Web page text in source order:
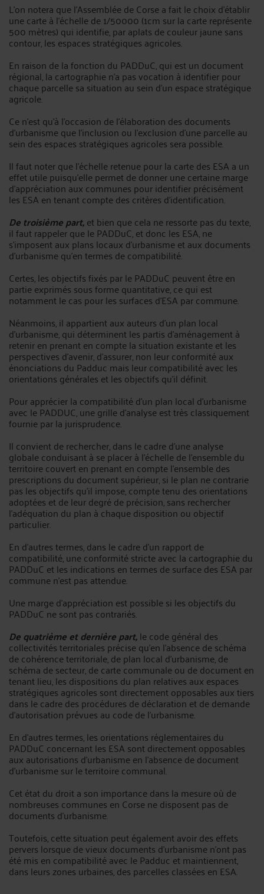
L'on notera que l'Assemblée de Corse a fait le choix d'établir
une carte à l'échelle de 1/50000 (1cm sur la carte représente
500 mètres) qui identifie, par aplats de couleur jaune sans
contour, les espaces stratégiques agricoles.
En raison de la fonction du PADDuC, qui est un document
régional, la cartographie n'a pas vocation à identifier pour
chaque parcelle sa situation au sein d'un espace stratégique
agricole.
Ce n'est qu'à l'occasion de l'élaboration des documents
d'urbanisme que l'inclusion ou l'exclusion d'une parcelle au
sein des espaces stratégiques agricoles sera possible.
Il faut noter que l'échelle retenue pour la carte des ESA a un
effet utile puisqu'elle permet de donner une certaine marge
d'appréciation aux communes pour identifier précisément
les ESA en tenant compte des critères d'identification.
De troisième part,et bien que cela ne ressorte pas du texte,
il faut rappeler que le PADDuC, et donc les ESA, ne
s'imposent aux plans locaux d'urbanisme et aux documents
d'urbanisme qu'en termes de compatibilité.
Certes, les objectifs fixés par le PADDuC peuvent être en
partie exprimés sous forme quantitative, ce qui est
notamment le cas pour les surfaces d'ESA par commune.
Néanmoins, il appartient aux auteurs d'un plan local
d'urbanisme, qui déterminent les partis d'aménagement à
retenir en prenant en compte la situation existante et les
perspectives d'avenir, d'assurer, non leur conformité aux
énonciations du Padduc mais leur compatibilité avec les
orientations générales et les objectifs qu'il définit.
Pour apprécier la compatibilité d'un plan local d'urbanisme
avec le PADDUC, une grille d'analyse est très classiquement
fournie par la jurisprudence.
Il convient de rechercher, dans le cadre d'une analyse
globale conduisant à se placer à l'échelle de l'ensemble du
territoire couvert en prenant en compte l'ensemble des
prescriptions du document supérieur, si le plan ne contrarie
pas les objectifs qu'il impose, compte tenu des orientations
adoptées et de leur degré de précision, sans rechercher
l'adéquation du plan à chaque disposition ou objectif
particulier.
En d'autres termes, dans le cadre d'un rapport de
compatibilité, une conformité stricte avec la cartographie du
PADDuC et les indications en termes de surface des ESA par
commune n'est pas attendue.
Une marge d'appréciation est possible si les objectifs du
PADDuC ne sont pas contrariés.
De quatrième et dernière part,le code général des
collectivités territoriales précise qu'en l'absence de schéma
de cohérence territoriale, de plan local d'urbanisme, de
schéma de secteur, de carte communale ou de document en
tenant lieu, les dispositions du plan relatives aux espaces
stratégiques agricoles sont directement opposables aux tiers
dans le cadre des procédures de déclaration et de demande
d'autorisation prévues au code de l'urbanisme.
En d'autres termes, les orientations réglementaires du
PADDuC concernant les ESA sont directement opposables
aux autorisations d'urbanisme en l'absence de document
d'urbanisme sur le territoire communal.
Cet état du droit a son importance dans la mesure où de
nombreuses communes en Corse ne disposent pas de
documents d'urbanisme.
Toutefois, cette situation peut également avoir des effets
pervers lorsque de vieux documents d'urbanisme n'ont pas
été mis en compatibilité avec le Padduc et maintiennent,
dans leurs zones urbaines, des parcelles classées en ESA.